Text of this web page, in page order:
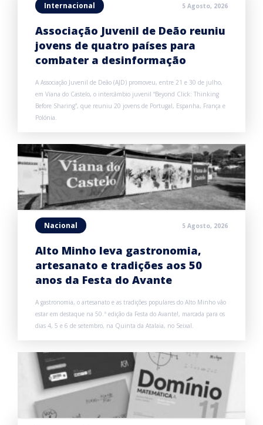
Internacional 5 Agosto, 2026
Associação Juvenil de Deão reuniu
jovens de quatro países para
combater a desinformação
A Associação Juvenil de Deão (AJD) promoveu, entre 21 e 30 de julho,
em Viana do Castelo, o intercâmbio juvenil “Beyond Click: Thinking
Before Sharing”, que reuniu 20 jovens de Portugal, Espanha, França e
Polónia.
Nacional 5 Agosto, 2026
Alto Minho leva gastronomia,
artesanato e tradições aos 50
anos da Festa do Avante
A gastronomia, o artesanato e as tradições populares do Alto Minho vão
estar em destaque na 50.ª edição da Festa do Avante!, marcada para os
dias 4, 5 e 6 de setembro, na Quinta da Atalaia, no Seixal.